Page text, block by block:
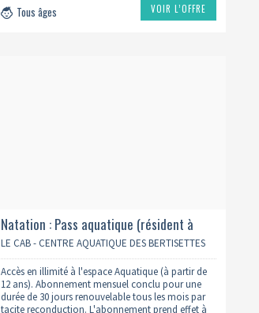
Tous âges
VOIR L’OFFRE
Natation : Pass aquatique (résident à
viroflay)
LE CAB - CENTRE AQUATIQUE DES BERTISETTES
Accès en illimité à l'espace Aquatique (à partir de
12 ans). Abonnement mensuel conclu pour une
durée de 30 jours renouvelable tous les mois par
tacite reconduction. L'abonnement prend effet à